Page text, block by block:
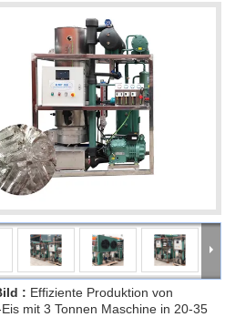
: Effiziente Produktion von
mit 3 Tonnen Maschine in 20-35